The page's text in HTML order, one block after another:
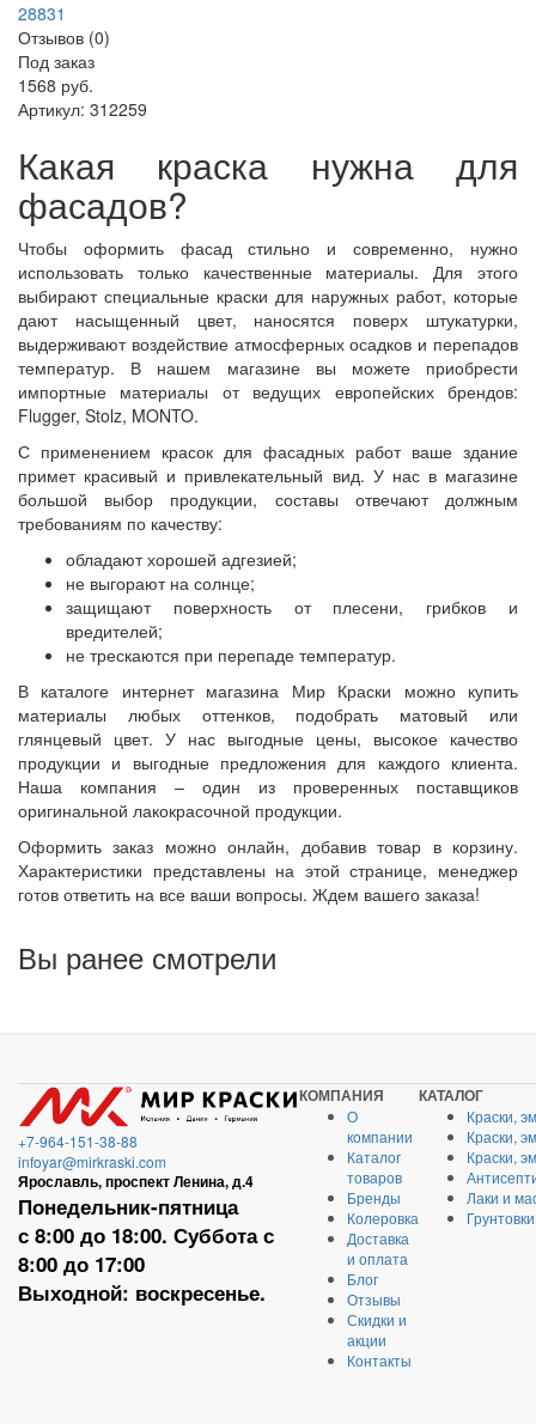
Отзывов (0)
Под заказ
1568 руб.
Артикул: 312259
Какая краска нужна для
фасадов?
Чтобы оформить фасад стильно и современно, нужно
использовать только качественные материалы. Для этого
выбирают специальные краски для наружных работ, которые
дают насыщенный цвет, наносятся поверх штукатурки,
выдерживают воздействие атмосферных осадков и перепадов
температур. В нашем магазине вы можете приобрести
импортные материалы от ведущих европейских брендов:
Flugger, Stolz, MONTO.
С применением красок для фасадных работ ваше здание
примет красивый и привлекательный вид. У нас в магазине
большой выбор продукции, составы отвечают должным
требованиям по качеству:
обладают хорошей адгезией;
не выгорают на солнце;
защищают поверхность от плесени, грибков и
вредителей;
не трескаются при перепаде температур.
В каталоге интернет магазина Мир Краски можно купить
материалы любых оттенков, подобрать матовый или
глянцевый цвет. У нас выгодные цены, высокое качество
продукции и выгодные предложения для каждого клиента.
Наша компания – один из проверенных поставщиков
оригинальной лакокрасочной продукции.
Оформить заказ можно онлайн, добавив товар в корзину.
Характеристики представлены на этой странице, менеджер
готов ответить на все ваши вопросы. Ждем вашего заказа!
Вы ранее смотрели
+7-964-151-38-88
infoyar@mirkraski.com
Ярославль, проспект Ленина, д.4
Понедельник-пятница
с 8:00 до 18:00. Суббота с
8:00 до 17:00
Выходной: воскресенье.
КОМПАНИЯ
О
компании
Каталог
товаров
Бренды
Колеровка
Доставка
и оплата
Блог
Отзывы
Скидки и
акции
Контакты
КАТАЛОГ
Краски,
Краски,
Краски,
Лаки и
Грунтовки